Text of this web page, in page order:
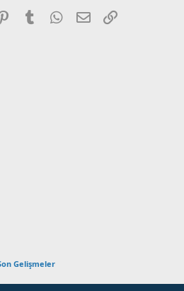
PinterestTumblr WhatsApp
E-posta
Gelişmeler